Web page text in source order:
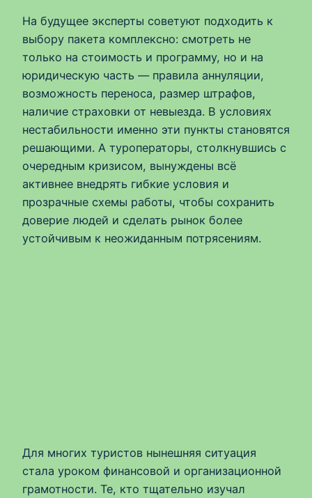
На будущее эксперты советуют подходить к
выбору пакета комплексно: смотреть не
только на стоимость и программу, но и на
юридическую часть — правила аннуляции,
возможность переноса, размер штрафов,
наличие страховки от невыезда. В условиях
нестабильности именно эти пункты становятся
решающими. А туроператоры, столкнувшись с
очередным кризисом, вынуждены всё
активнее внедрять гибкие условия и
прозрачные схемы работы, чтобы сохранить
доверие людей и сделать рынок более
устойчивым к неожиданным потрясениям.
Для многих туристов нынешняя ситуация
стала уроком финансовой и организационной
грамотности. Те, кто тщательно изучал